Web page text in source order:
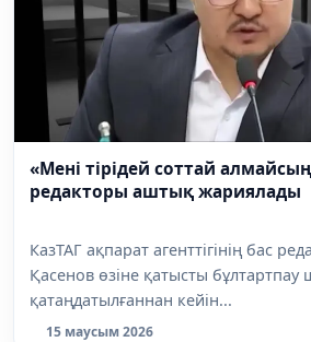
«Мені тірідей соттай
редакторы аштық жариялады
КазТАГ ақпарат агенттігінің бас
Қасенов өзіне қатысты бұлтартпау
қатаңдатылғаннан кейін...
15 маусым 2026